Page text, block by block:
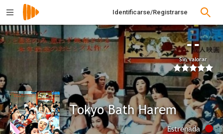
Identificarse/Registrarse
--
Sin valorar
Tokyo Bath Harem
Estrenada